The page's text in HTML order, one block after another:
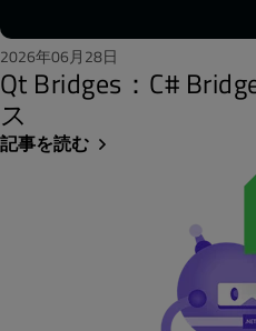
2026年06月28日
Qt Bridges：C#
ス
記事を読む